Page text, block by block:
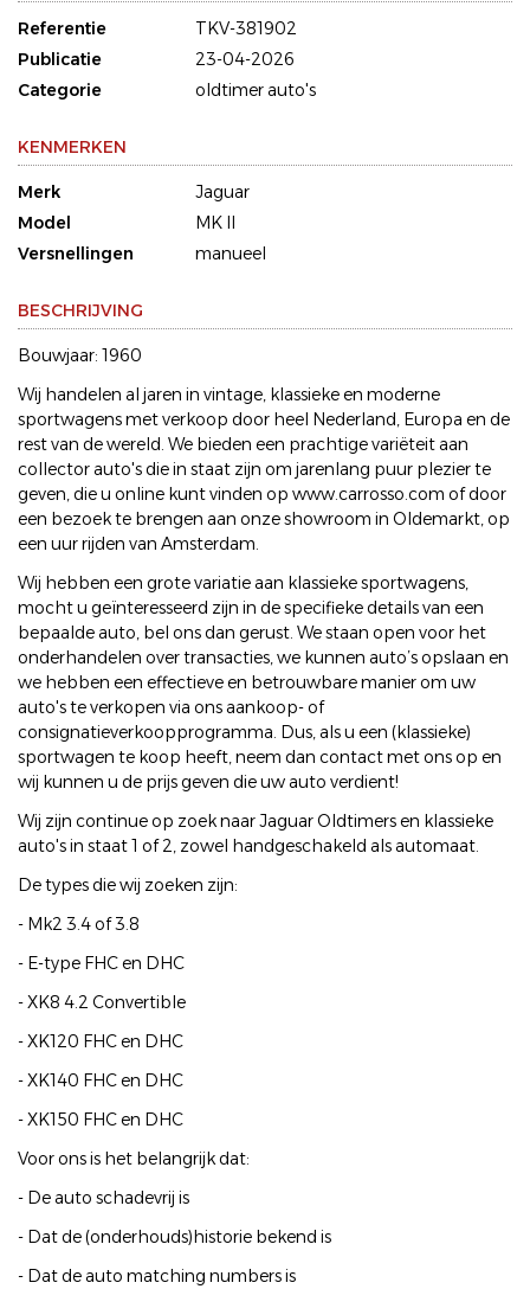
Referentie
TKV-381902
Publicatie
23-04-2026
Categorie
oldtimer auto's
KENMERKEN
Merk
Jaguar
Model
MK II
Versnellingen
manueel
BESCHRIJVING
Bouwjaar: 1960
Wij handelen al jaren in vintage, klassieke en moderne
sportwagens met verkoop door heel Nederland, Europa en de
rest van de wereld. We bieden een prachtige variëteit aan
collector auto's die in staat zijn om jarenlang puur plezier te
geven, die u online kunt vinden op www.carrosso.com of door
een bezoek te brengen aan onze showroom in Oldemarkt, op
een uur rijden van Amsterdam.
Wij hebben een grote variatie aan klassieke sportwagens,
mocht u geïnteresseerd zijn in de specifieke details van een
bepaalde auto, bel ons dan gerust. We staan open voor het
onderhandelen over transacties, we kunnen auto’s opslaan en
we hebben een effectieve en betrouwbare manier om uw
auto's te verkopen via ons aankoop- of
consignatieverkoopprogramma. Dus, als u een (klassieke)
sportwagen te koop heeft, neem dan contact met ons op en
wij kunnen u de prijs geven die uw auto verdient!
Wij zijn continue op zoek naar Jaguar Oldtimers en klassieke
auto's in staat 1 of 2, zowel handgeschakeld als automaat.
De types die wij zoeken zijn:
- Mk2 3.4 of 3.8
- E-type FHC en DHC
- XK8 4.2 Convertible
- XK120 FHC en DHC
- XK140 FHC en DHC
- XK150 FHC en DHC
Voor ons is het belangrijk dat:
- De auto schadevrij is
- Dat de (onderhouds)historie bekend is
- Dat de auto matching numbers is